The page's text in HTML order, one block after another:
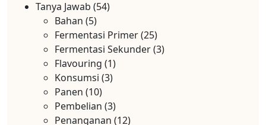
Tanya Jawab (54)
Bahan (5)
Fermentasi Primer(25)
Fermentasi Sekunder(3)
Flavouring (1)
Konsumsi (3)
Panen (10)
Pembelian (3)
Penanganan (12)